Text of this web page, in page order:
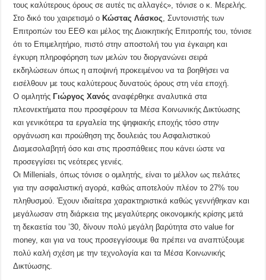
τους καλύτερους όρους σε αυτές τις αλλαγές», τόνισε ο κ. Μερελής.
Στο δικό του χαιρετισμό ο Κώστας Λάσκος, Συντονιστής των
Επιτροπών του ΕΕΘ και μέλος της Διοικητικής Επιτροπής του, τόνισε
ότι το Επιμελητήριο, πιστό στην αποστολή του για έγκαιρη και
έγκυρη πληροφόρηση των μελών του διοργανώνει σειρά
εκδηλώσεων όπως η αποψινή προκειμένου να τα βοηθήσει να
εισέλθουν με τους καλύτερους δυνατούς όρους στη νέα εποχή.
Ο ομιλητής Γιώργος Χανός αναφέρθηκε αναλυτικά στα
πλεονεκτήματα που προσφέρουν τα Μέσα Κοινωνικής Δικτύωσης
και γενικότερα τα εργαλεία της ψηφιακής εποχής τόσο στην
οργάνωση και προώθηση της δουλειάς του Ασφαλιστικού
Διαμεσολαβητή όσο και στις προσπάθειες που κάνει ώστε να
προσεγγίσει τις νεότερες γενιές.
Οι Millenials, όπως τόνισε ο ομιλητής, είναι το μέλλον ως πελάτες
για την ασφαλιστική αγορά, καθώς αποτελούν πλέον το 27% του
πληθυσμού. Έχουν ιδιαίτερα χαρακτηριστικά καθώς γεννήθηκαν και
μεγάλωσαν στη διάρκεια της μεγαλύτερης οικονομικής κρίσης μετά
τη δεκαετία του ’30, δίνουν πολύ μεγάλη βαρύτητα στο value for
money, και για να τους προσεγγίσουμε θα πρέπει να αναπτύξουμε
πολύ καλή σχέση με την τεχνολογία και τα Μέσα Κοινωνικής
Δικτύωσης.